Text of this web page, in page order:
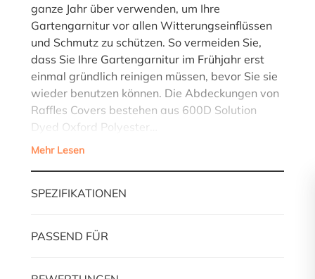
ganze Jahr über verwenden, um Ihre
Gartengarnitur vor allen Witterungseinflüssen
und Schmutz zu schützen. So vermeiden Sie,
dass Sie Ihre Gartengarnitur im Frühjahr erst
einmal gründlich reinigen müssen, bevor Sie sie
wieder benutzen können. Die Abdeckungen von
Raffles Covers bestehen aus 600D Solution
Dyed Oxford Polyester…
Mehr Lesen
SPEZIFIKATIONEN
PASSEND FÜR